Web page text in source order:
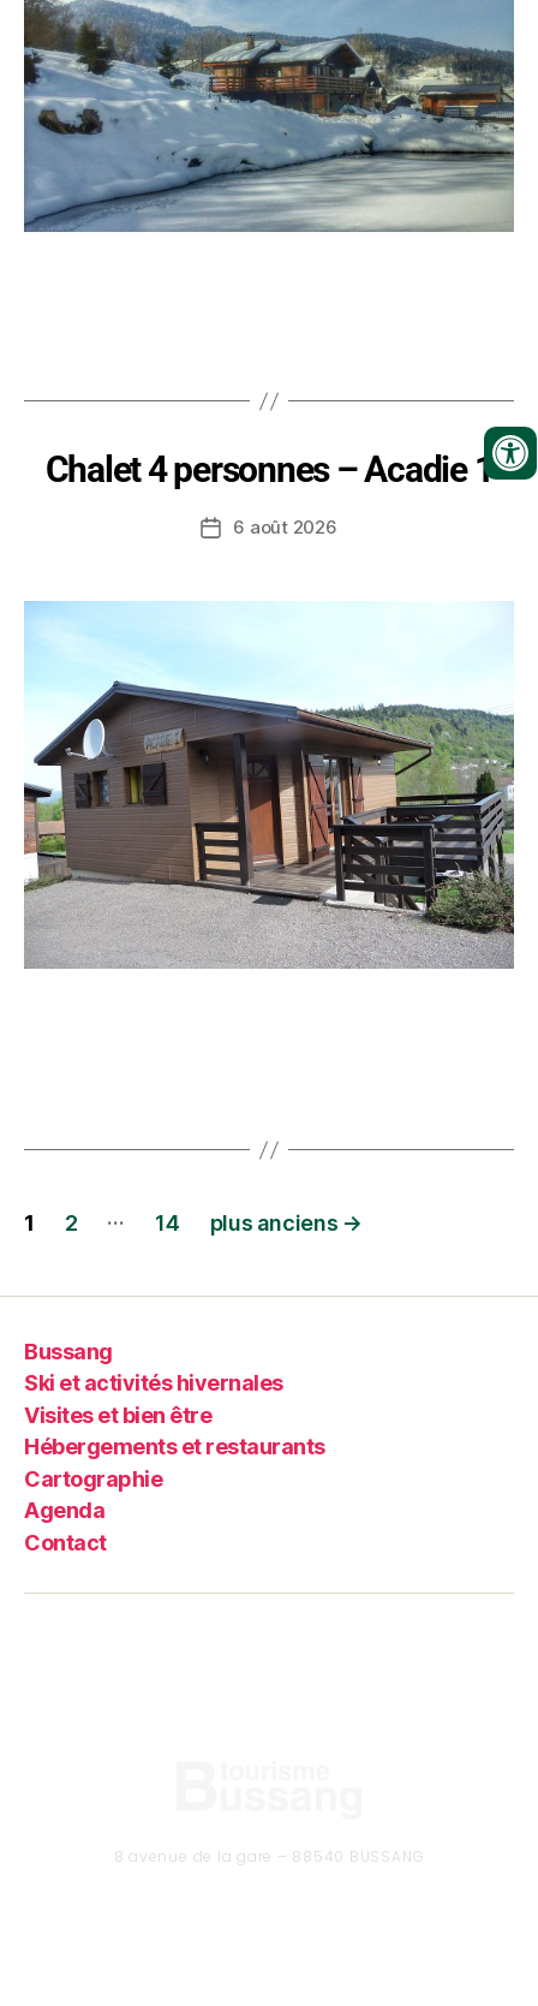
Chalet 4 personnes – Acadie 1
6 août 2026
1 2 … 14 plus anciens →
Bussang
Ski et activités hivernales
Visites et bien être
Hébergements et restaurants
Cartographie
Agenda
Contact
8 avenue de la gare – 88540 BUSSANG